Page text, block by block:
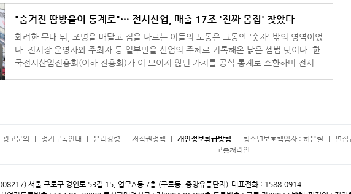
"숨겨진 땀방울이 통계로"… 전시산업, 매출 17조 '진짜 몸집' 찾았다
화려한 무대 뒤, 조명을 매달고 짐을 나르는 이들의 노동은 그동안 '숫자' 밖의 영역이었
다. 전시장 운영자와 주최자 등 일부만을 산업의 주체로 기록해온 낡은 셈법 탓이다. 한
국전시산업진흥회(이하 진흥회)가 이 보이지 않던 가치를 공식 통계로 소환하며 전시산
광고문의 정기구독안내 윤리강령 저작권정책 개인정보취급방침 청소년보호책임자 : 허은철 편집
고충처리인
(08217) 서울 구로구 경인로 53길 15, 업무A동 7층 (구로동, 중앙유통단지) 대표전화 : 1588-0914